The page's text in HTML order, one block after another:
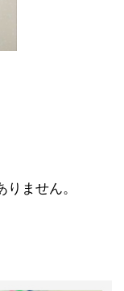
ません。